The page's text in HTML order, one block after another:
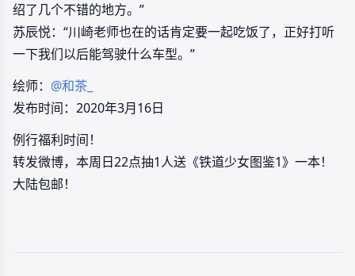
绍了几个不错的地方。”
苏辰悦：“川崎老师也在的话肯定要一起吃饭了，正好打听
一下我们以后能驾驶什么车型。”
绘师： @和茶_
发布时间：2020年3月16日
例行福利时间！
转发微博，本周日22点抽1人送《铁道少女图鉴1》一本！
大陆包邮！